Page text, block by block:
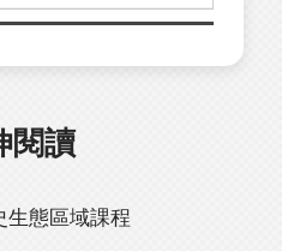
閱讀
態區域課程